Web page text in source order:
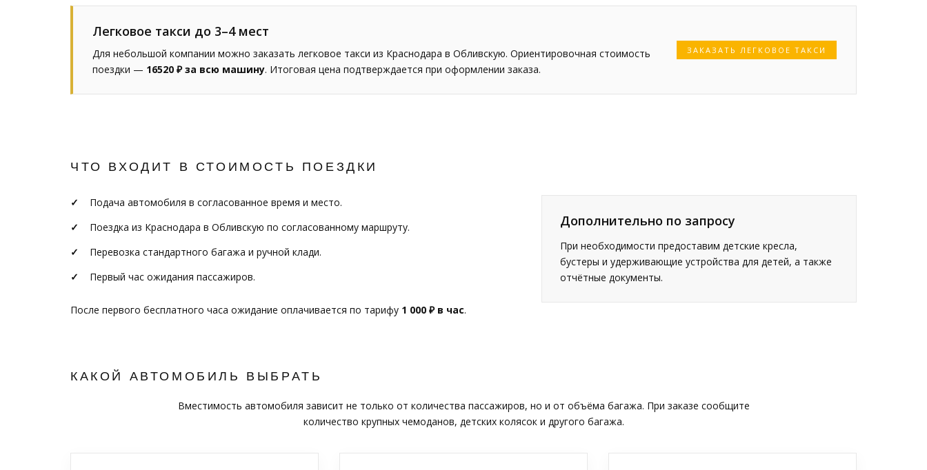
Легковое такси до 3–4 мест
Для небольшой компании можно заказать легковое такси из Краснодара в Обливскую. Ориентировочная стоимость
поездки — 16520 ₽ за всю машину. Итоговая цена подтверждается при оформлении заказа.
ЗАКАЗАТЬ ЛЕГКОВОЕ ТАКСИ
ЧТО ВХОДИТ В СТОИМОСТЬ ПОЕЗДКИ
Подача автомобиля в согласованное время и место.
Поездка из Краснодара в Обливскую по согласованному маршруту.
Перевозка стандартного багажа и ручной клади.
Первый час ожидания пассажиров.
После первого бесплатного часа ожидание оплачивается по тарифу 1 000 ₽ в час.
Дополнительно по запросу
При необходимости предоставим детские кресла,
бустеры и удерживающие устройства для детей, а также
отчётные документы.
КАКОЙ АВТОМОБИЛЬ ВЫБРАТЬ
Вместимость автомобиля зависит не только от количества пассажиров, но и от объёма багажа. При заказе сообщите
количество крупных чемоданов, детских колясок и другого багажа.